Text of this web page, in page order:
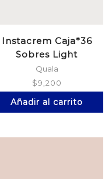
Instacrem Caja*36
Sobres Light
Quala
$9,200
Añadir al carrito